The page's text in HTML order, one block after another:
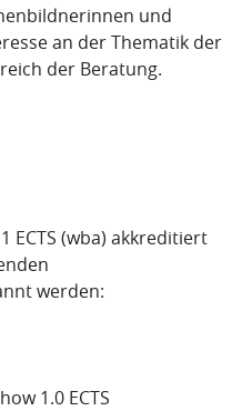
und
an der Thematik der
der Beratung.
ECTS (wba) akkreditiert
werden:
1.0 ECTS